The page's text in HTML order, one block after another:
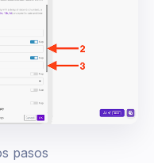
pasos